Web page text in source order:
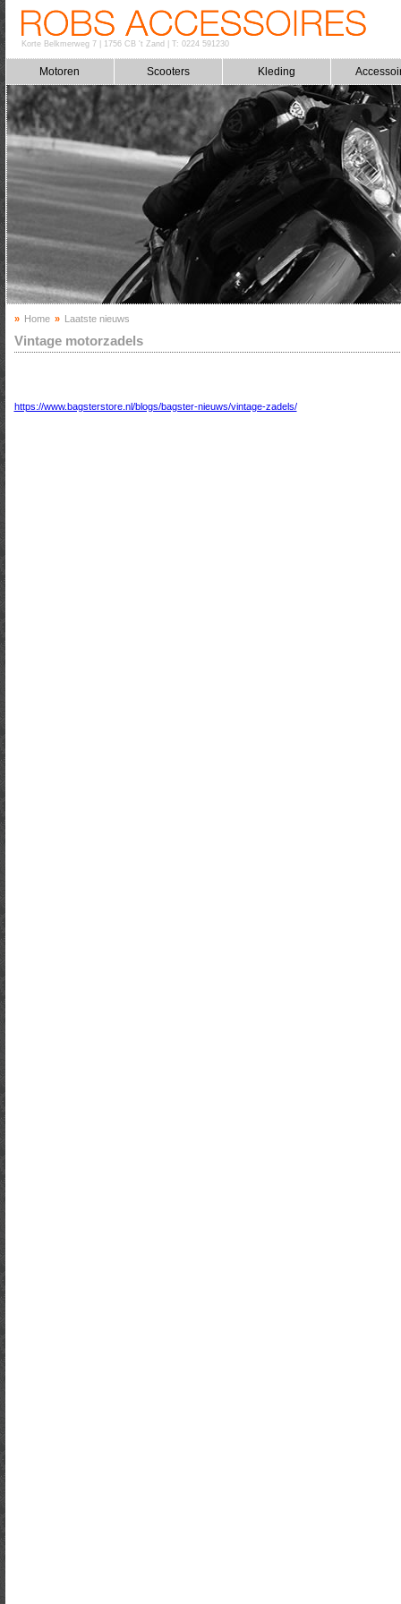
Korte Belkmerweg 7| 1756 CB 't Zand T: 0224 591230
Motoren Scooters Kleding
» Home » Laatste nieuws
Vintage motorzadels
https://www.bagsterstore.nl/blogs/bagster-nieuws/vintage-zadels/